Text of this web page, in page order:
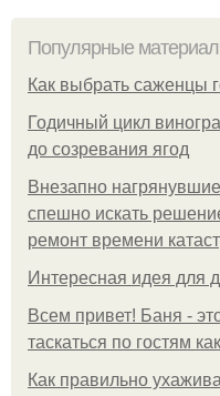
Популярные
Как выбрать саженцы
Годичный цикл
до созревания ягод
Внезапно
спешно искать
ремонт времени
Интересная идея для
Всем привет! Баня -
таскаться по гостям
Как правильно